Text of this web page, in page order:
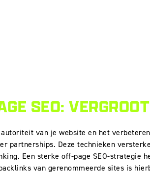
SEO:
van je website en het
partnerships. Deze technieken
Een sterke off-page SEO-
van gerenommeerde sites is